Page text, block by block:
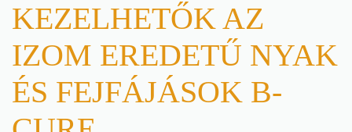
KEZELHETŐK AZ
IZOM EREDETŰ NYAK
ÉS FEJFÁJÁSOK B-